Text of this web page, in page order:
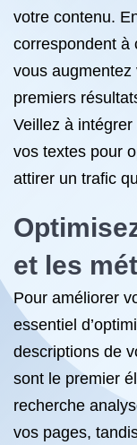
votre contenu.
correspondent à
vous augmentez
premiers
Veillez à
vos textes pour
attirer un trafic
et les
Pour améliorer
essentiel
descriptions de
sont le premier
recherche
vos pages,